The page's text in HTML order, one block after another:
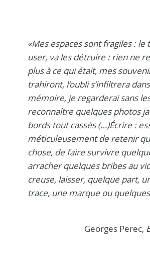
«Mes espaces sont fragiles : le
user, va les détruire : rien ne
plus à ce qui était, mes
trahiront, l’oubli s’infiltrera
mémoire, je regarderai sans
reconnaître quelques photos
bords tout cassés (…)Écrire :
méticuleusement de retenir
chose, de faire survivre
arracher quelques bribes au
creuse, laisser, quelque part,
trace, une marque ou
Georges Perec,